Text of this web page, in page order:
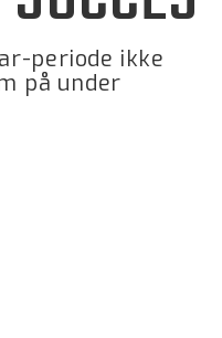
periode ikke
på under